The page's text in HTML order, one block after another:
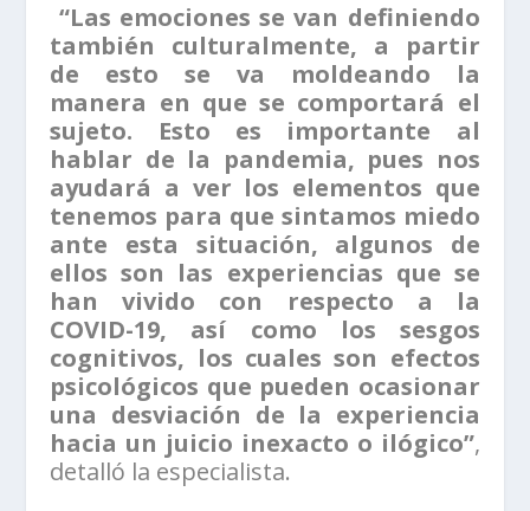
“Las emociones se van definiendo
también culturalmente, a partir
de esto se va moldeando la
manera en que se comportará el
sujeto. Esto es importante al
hablar de la pandemia, pues nos
ayudará a ver los elementos que
tenemos para que sintamos miedo
ante esta situación, algunos de
ellos son las experiencias que se
han vivido con respecto a la
COVID-19, así como los sesgos
cognitivos, los cuales son efectos
psicológicos que pueden ocasionar
una desviación de la experiencia
hacia un juicio inexacto o ilógico”,
detalló la especialista.